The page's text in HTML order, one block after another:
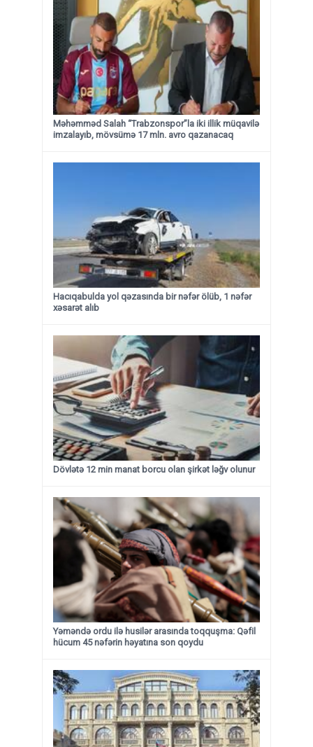
Məhəmməd Salah “Trabzonspor”la iki illik müqavilə
imzalayıb, mövsümə 17 mln. avro qazanacaq
Hacıqabulda yol qəzasında bir nəfər ölüb, 1 nəfər
xəsarət alıb
Dövlətə 12 min manat borcu olan şirkət ləğv olunur
Yəməndə ordu ilə husilər arasında toqquşma: Qəfil
hücum 45 nəfərin həyatına son qoydu